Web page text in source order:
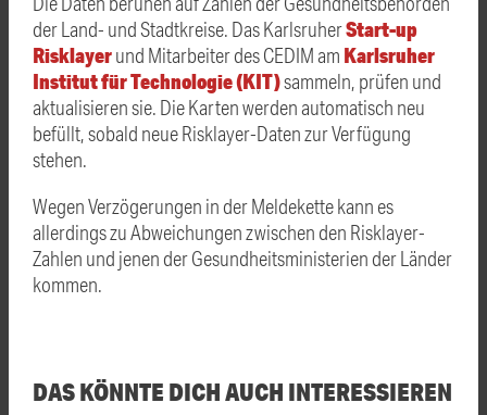
der Land- und Stadtkreise. Das KarlsruherStart-up
Risklayerund Mitarbeiter des CEDIM am Karlsruher
Institut für Technologie (KIT)sammeln, prüfen und
aktualisieren sie. Die Karten werden automatisch neu
befüllt, sobald neue Risklayer-Daten zur Verfügung
stehen.
Wegen Verzögerungen in der Meldekette kann es
allerdings zu Abweichungen zwischen den Risklayer-
Zahlen und jenen der Gesundheitsministerien der Länder
kommen.
DAS KÖNNTE DICH AUCH INTERESSIEREN